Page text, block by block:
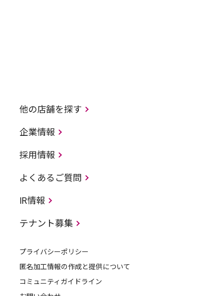
他の店舗を探す
企業情報
採用情報
よくあるご質問
IR情報
テナント募集
プライバシーポリシー
匿名加工情報の作成と提供について
コミュニティガイドライン